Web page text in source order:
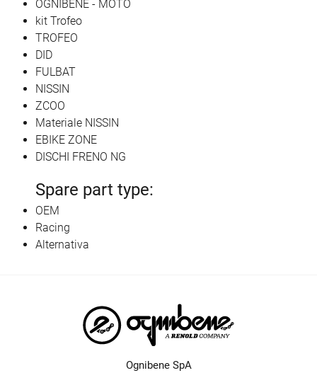
OGNIBENE - MOTO
kit Trofeo
TROFEO
DID
FULBAT
NISSIN
ZCOO
Materiale NISSIN
EBIKE ZONE
DISCHI FRENO NG
Spare part type:
OEM
Racing
Alternativa
Ognibene SpA